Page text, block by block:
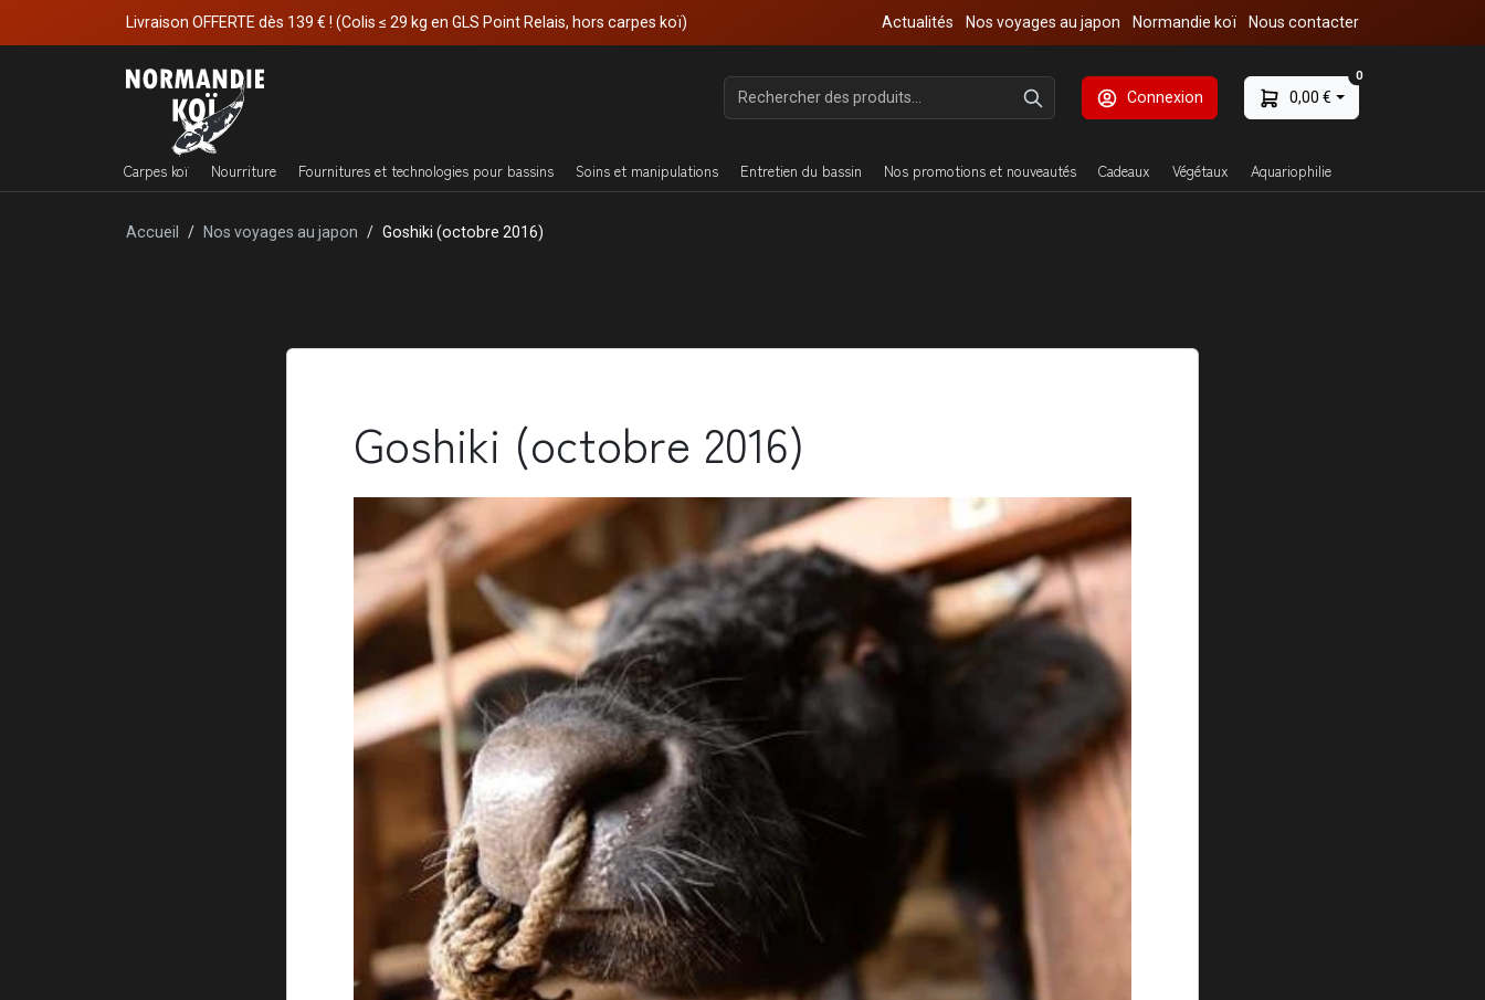
Livraison OFFERTE dès 139 € ! (Colis ≤ 29 kg en GLS Point Relais, hors carpes koï) Actualités Nos voyages au japon Normandie koï Nous contacter
Connexion 0,00 €
0
Carpes koï Nourriture Fournitures et technologies pour bassins Soins et manipulations Entretien du bassin Nos promotions et nouveautés Cadeaux Végétaux Aquariophilie
Accueil Nos voyages au japon Goshiki (octobre 2016)
Goshiki (octobre 2016)